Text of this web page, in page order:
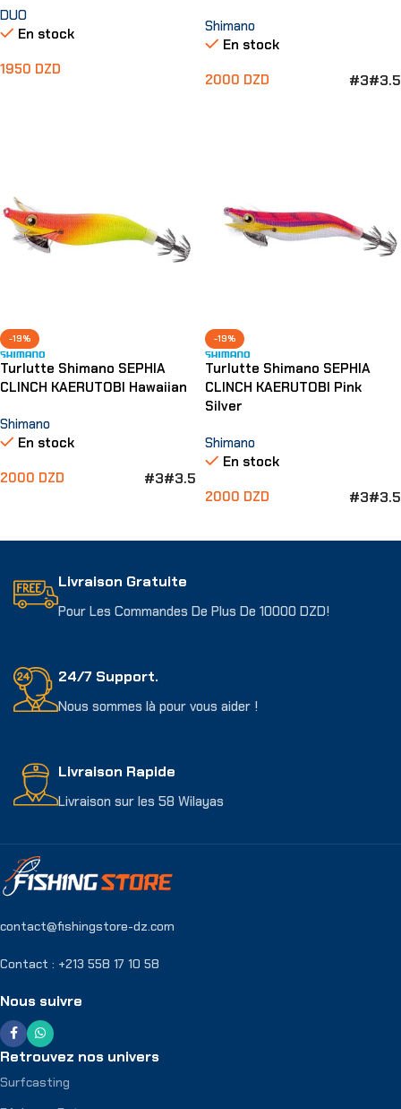
DUO
En stock
1950 DZD
Shimano
En stock
2000 DZD #3#3.5
-19%
Turlutte Shimano SEPHIA
CLINCH KAERUTOBI Hawaiian
Shimano
En stock
2000 DZD #3#3.5
-19%
Turlutte Shimano SEPHIA
CLINCH KAERUTOBI Pink
Silver
Shimano
En stock
2000 DZD #3#3.5
Livraison Gratuite
Pour Les Commandes De Plus De 10000 DZD!
24/7 Support.
Nous sommes là pour vous aider !
Livraison Rapide
Livraison sur les 58 Wilayas
contact@fishingstore-dz.com
Contact : +213 558 17 10 58
Nous suivre
Retrouvez nos univers
Surfcasting